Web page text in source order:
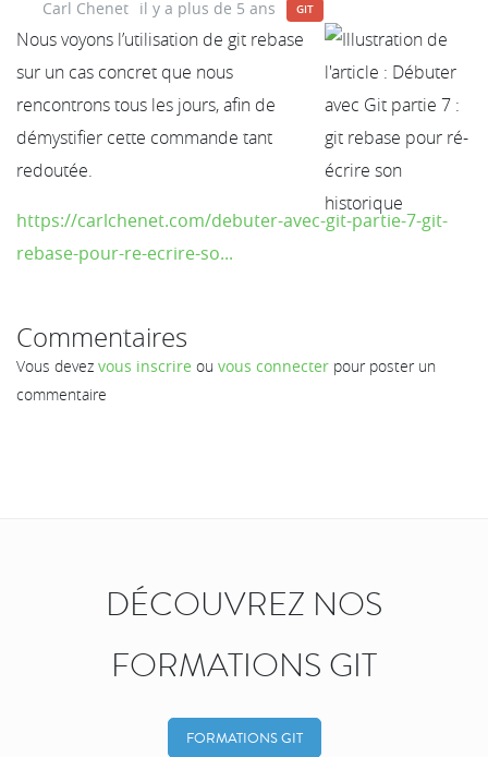
Carl Chenet il y a plus de 5 ans GIT
Nous voyons l’utilisation de git rebase
sur un cas concret que nous
rencontrons tous les jours, afin de
démystifier cette commande tant
redoutée.
https://carlchenet.com/debuter-avec-git-partie-7-git-
rebase-pour-re-ecrire-so...
Commentaires
Vous devez vous inscrire ou vous connecter pour poster un
commentaire
DÉCOUVREZ NOS
FORMATIONS GIT
FORMATIONS GIT